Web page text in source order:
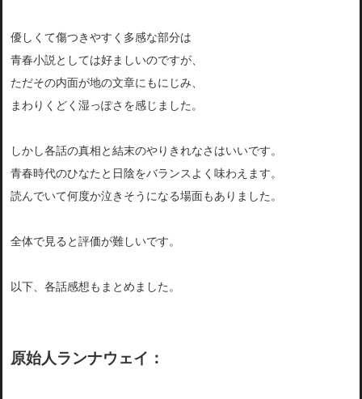
優しくて傷つきやすく多感な部分は
青春小説としては好ましいのですが、
ただその内面が地の文章にもにじみ、
まわりくどく湿っぽさを感じました。
しかし各話の真相と結末のやりきれなさはいいです。
青春時代のひなたと日陰をバランスよく味わえます。
読んでいて何度か泣きそうになる場面もありました。
全体で見ると評価が難しいです。
以下、各話感想もまとめました。
原始人ランナウェイ：